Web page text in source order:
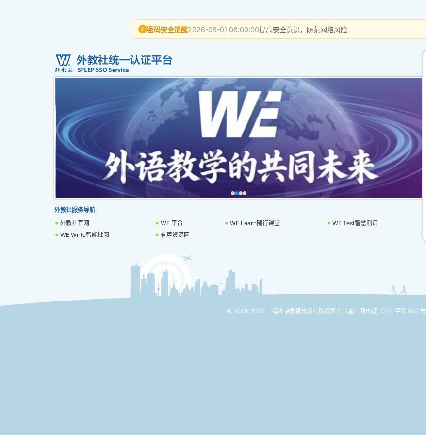
! 密码安全提醒2026-08-01 08:00:00提高安全意识，防范网络风险
外教社服务导航
外教社官网
WE 平台 WE Learn随行课堂
WE Test智慧测评
WE Write智能批阅
有声资源网
© 2009-2026 上海外语教育出版社版权所有 （署）网出证（沪）字第 002 号